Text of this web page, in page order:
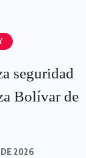
seguridad
Bolívar de
2026